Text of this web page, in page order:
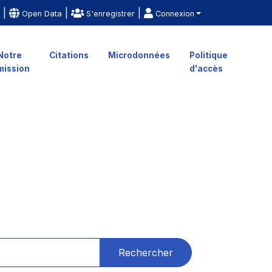
| Open Data | S'enregistrer | Connexion
Citations Microdonnées
Politique
d'accès
Rechercher